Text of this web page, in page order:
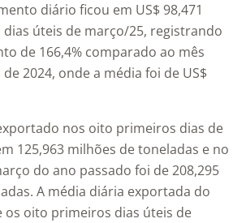
diário ficou em US$ 98,471
úteis de março/25, registrando
de 166,4% comparado ao mês
2024, onde a média foi de US$
nos oito primeiros dias de
125,963 milhões de toneladas e no
do ano passado foi de 208,295
A média diária exportada do
oito primeiros dias úteis de